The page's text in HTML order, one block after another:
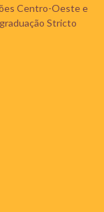
Centro-Oeste e
Stricto